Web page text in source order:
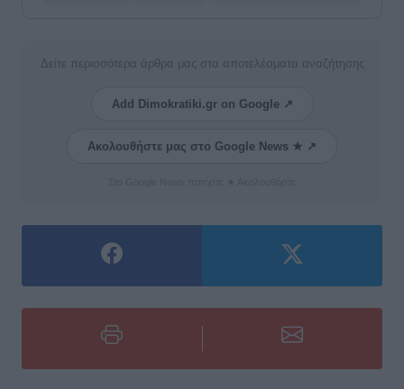
Δείτε περισσότερα άρθρα μας στα αποτελέσματα αναζήτησης
Add Dimokratiki.gr on Google ↗
Ακολουθήστε μας στο Google News ★ ↗